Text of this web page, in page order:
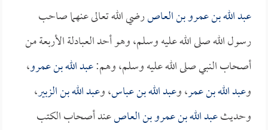
عبد الله بن عمرو بن العاصرضي الله تعالى عنهما صاحب
رسول الله صلى الله عليه وسلم، وهو أحد العبادلة الأربعة من
أصحاب النبي صلى الله عليه وسلم، وهم:عبد الله بن عمرو،
وعبد الله بن عمر، وعبد الله بن عباس، وعبد الله بن الزبير،
وحديثعبد الله بن عمرو بن العاصعند أصحاب الكتب